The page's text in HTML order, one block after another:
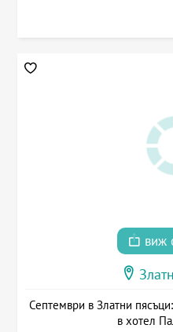
виж
Септември в Златни
в хотел